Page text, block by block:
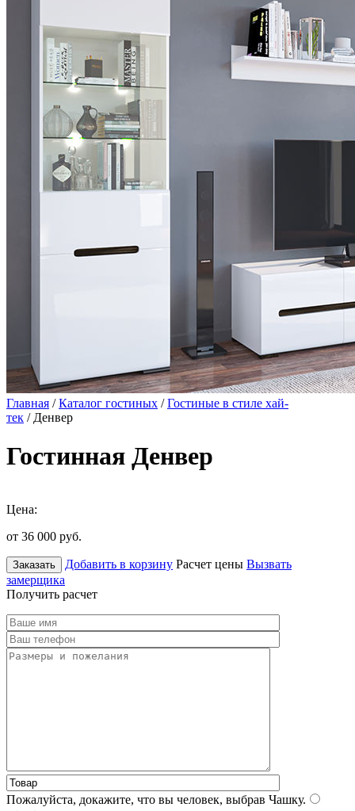
Главная /Каталог гостиных /Гостиные в стиле хай-
тек / Денвер
Гостинная Денвер
Цена:
от 36 000 руб.
Заказать Добавить в корзину Расчет цены Вызвать
замерщика
Получить расчет
Пожалуйста, докажите, что вы человек, выбрав Чашку.